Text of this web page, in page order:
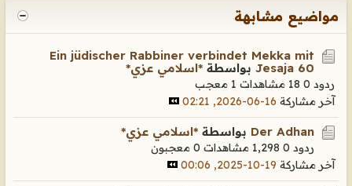
مواضيع مشابهة
Ein jüdischer Rabbiner verbindet Mekka mit
Jesaja 60 بواسطة *اسلامي عزي*
ردود 0 18 مشاهدات
1 معجب
آخر مشاركة 16-06-2026, 02:21
Der Adhan بواسطة *اسلامي عزي*
ردود 0 1,298 مشاهدات
0 معجبون
آخر مشاركة 19-10-2025, 00:06